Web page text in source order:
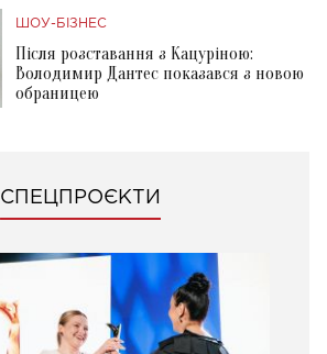
ШОУ-БІЗНЕС
Після розставання з Кацуріною:
Володимир Дантес показався з новою
обраницею
СПЕЦПРОЄКТИ